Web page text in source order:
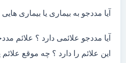
آیا مددجو به بیماری یا بیماری
آیا مددجو علائمی دارد ؟ علائم
این علائم را دارد ؟ چه موقع